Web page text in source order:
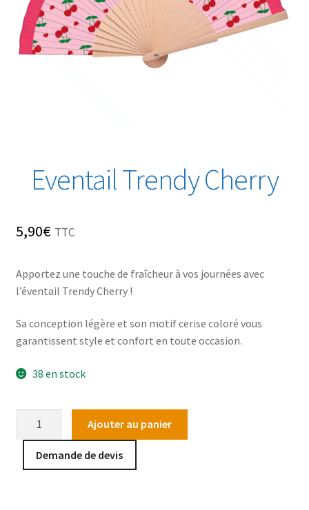
Eventail Trendy Cherry
5,90€ TTC
Apportez une touche de fraîcheur à vos journées avec
l’éventail Trendy Cherry !
Sa conception légère et son motif cerise coloré vous
garantissent style et confort en toute occasion.
38 en stock
Eventail
Trendy
Ajouter au panier
Demande de devis